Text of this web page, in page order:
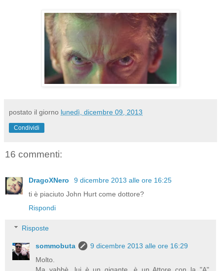
postato il giorno lunedì, dicembre 09, 2013
Condividi
16 commenti:
DragoXNero
9 dicembre 2013 alle ore 16:25
ti è piaciuto John Hurt come dottore?
Rispondi
Risposte
sommobuta
9 dicembre 2013 alle ore 16:29
Molto.